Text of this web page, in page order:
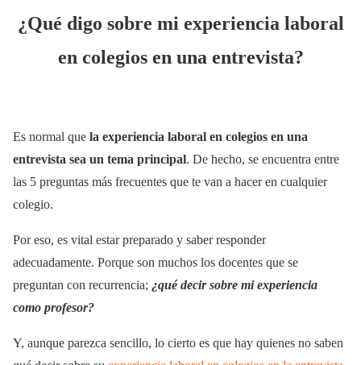
¿Qué digo sobre mi experiencia laboral
en colegios en una entrevista?
Es normal que la experiencia laboral en colegios en una
entrevista sea un tema principal. De hecho, se encuentra entre
las 5 preguntas más frecuentes que te van a hacer en cualquier
colegio.
Por eso, es vital estar preparado y saber responder
adecuadamente. Porque son muchos los docentes que se
preguntan con recurrencia; ¿qué decir sobre mi experiencia
como profesor?
Y, aunque parezca sencillo, lo cierto es que hay quienes no saben